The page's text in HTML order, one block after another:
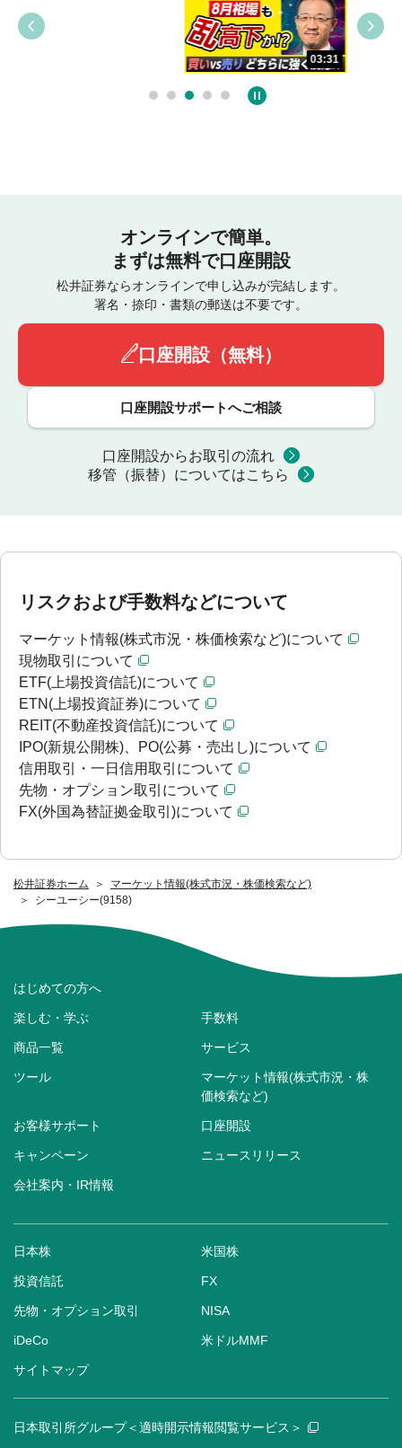
松井証券ホーム
マーケット情報(株式市況・株価検索など)
シーユーシー(9158)
03:31
オンラインで簡単。
まずは無料で口座開設
松井証券ならオンラインで申し込みが完結します。
署名・捺印・書類の郵送は不要です。
口座開設（無料）
口座開設サポートへご相談
口座開設からお取引の流れ
移管（振替）についてはこちら
リスクおよび手数料などについて
マーケット情報(株式市況・株価検索など)について
現物取引について
ETF(上場投資信託)について
ETN(上場投資証券)について
REIT(不動産投資信託)について
IPO(新規公開株)、PO(公募・売出し)について
信用取引・一日信用取引について
先物・オプション取引について
FX(外国為替証拠金取引)について
はじめての方へ
楽しむ・学ぶ 手数料
商品一覧 サービス
ツール
マーケット情報(株式市況・株
価検索など)
お客様サポート 口座開設
キャンペーン ニュースリリース
会社案内・IR情報
日本株 米国株
投資信託 FX
先物・オプション取引 NISA
iDeCo 米ドルMMF
サイトマップ
日本取引所グループ＜適時開示情報閲覧サービス＞